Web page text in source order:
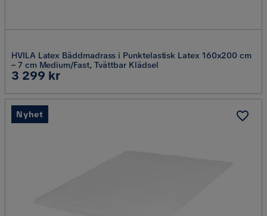
HVILA Latex Bäddmadrass i Punktelastisk Latex 160x200 cm
– 7 cm Medium/Fast, Tvättbar Klädsel
Pris
3 299 kr
Nyhet